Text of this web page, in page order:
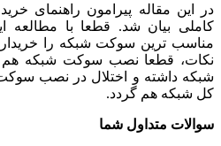
در این مقاله پیرامون راهنمای
کاملی بیان شد. قطعا با مطالعه
مناسب ترین سوکت شبکه را خریداری
نکات، قطعا نصب سوکت شبکه هم
شبکه داشته و اختلال در نصب سوکت
کل شبکه هم گردد.
سوالات متداول شما